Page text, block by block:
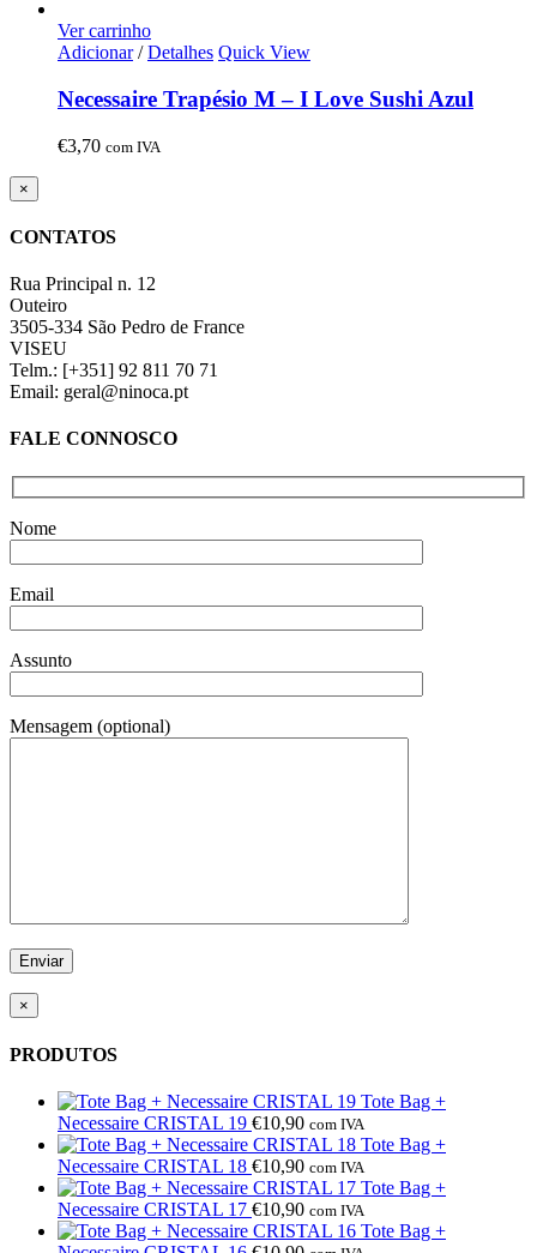
Ver carrinho
Adicionar/ Detalhes Quick View
Necessaire Trapésio M – I Love Sushi Azul
€3,70 com IVA
Close
product
view
×
CONTATOS
Rua Principal n. 12
Outeiro
3505-334 São Pedro de France
VISEU
Telm.: [+351] 92 811 70 71
Email: geral@ninoca.pt
FALE CONNOSCO
Nome
Email
Assunto
Mensagem (optional)
×
PRODUTOS
Tote Bag +
Necessaire CRISTAL 19 €10,90 com IVA
Tote Bag +
Necessaire CRISTAL 18 €10,90 com IVA
Tote Bag +
Necessaire CRISTAL 17 €10,90 com IVA
Tote Bag +